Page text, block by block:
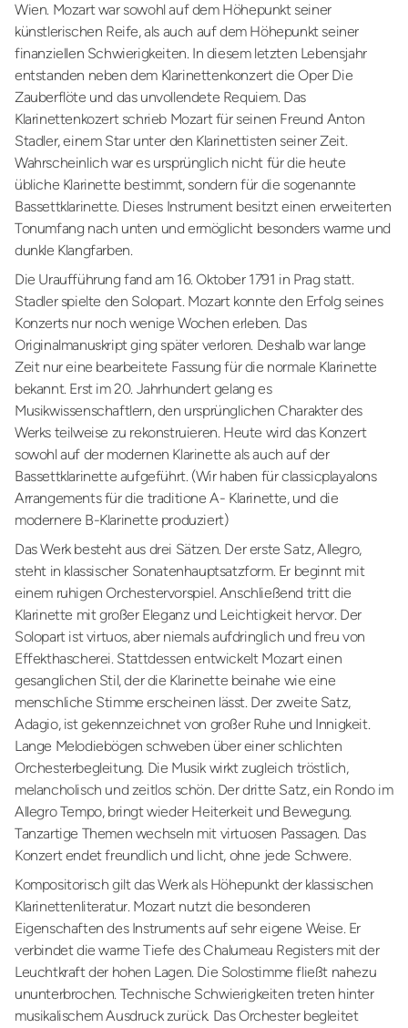
Wien. Mozart war sowohl auf dem Höhepunkt seiner
künstlerischen Reife, als auch auf dem Höhepunkt seiner
finanziellen Schwierigkeiten. In diesem letzten Lebensjahr
entstanden neben dem Klarinettenkonzert die Oper Die
Zauberflöte und das unvollendete Requiem. Das
Klarinettenkozert schrieb Mozart für seinen Freund Anton
Stadler, einem Star unter den Klarinettisten seiner Zeit.
Wahrscheinlich war es ursprünglich nicht für die heute
übliche Klarinette bestimmt, sondern für die sogenannte
Bassettklarinette. Dieses Instrument besitzt einen erweiterten
Tonumfang nach unten und ermöglicht besonders warme und
dunkle Klangfarben.
Die Uraufführung fand am 16. Oktober 1791 in Prag statt.
Stadler spielte den Solopart. Mozart konnte den Erfolg seines
Konzerts nur noch wenige Wochen erleben. Das
Originalmanuskript ging später verloren. Deshalb war lange
Zeit nur eine bearbeitete Fassung für die normale Klarinette
bekannt. Erst im 20. Jahrhundert gelang es
Musikwissenschaftlern, den ursprünglichen Charakter des
Werks teilweise zu rekonstruieren. Heute wird das Konzert
sowohl auf der modernen Klarinette als auch auf der
Bassettklarinette aufgeführt. (Wir haben für classicplayalons
Arrangements für die traditione A- Klarinette, und die
modernere B-Klarinette produziert)
Das Werk besteht aus drei Sätzen. Der erste Satz, Allegro,
steht in klassischer Sonatenhauptsatzform. Er beginnt mit
einem ruhigen Orchestervorspiel. Anschließend tritt die
Klarinette mit großer Eleganz und Leichtigkeit hervor. Der
Solopart ist virtuos, aber niemals aufdringlich und freu von
Effekthascherei. Stattdessen entwickelt Mozart einen
gesanglichen Stil, der die Klarinette beinahe wie eine
menschliche Stimme erscheinen lässt. Der zweite Satz,
Adagio, ist gekennzeichnet von großer Ruhe und Innigkeit.
Lange Melodiebögen schweben über einer schlichten
Orchesterbegleitung. Die Musik wirkt zugleich tröstlich,
melancholisch und zeitlos schön. Der dritte Satz, ein Rondo im
Allegro Tempo, bringt wieder Heiterkeit und Bewegung.
Tanzartige Themen wechseln mit virtuosen Passagen. Das
Konzert endet freundlich und licht, ohne jede Schwere.
Kompositorisch gilt das Werk als Höhepunkt der klassischen
Klarinettenliteratur. Mozart nutzt die besonderen
Eigenschaften des Instruments auf sehr eigene Weise. Er
verbindet die warme Tiefe des Chalumeau Registers mit der
Leuchtkraft der hohen Lagen. Die Solostimme fließt nahezu
ununterbrochen. Technische Schwierigkeiten treten hinter
musikalischem Ausdruck zurück. Das Orchester begleitet